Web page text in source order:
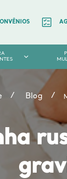
Blog